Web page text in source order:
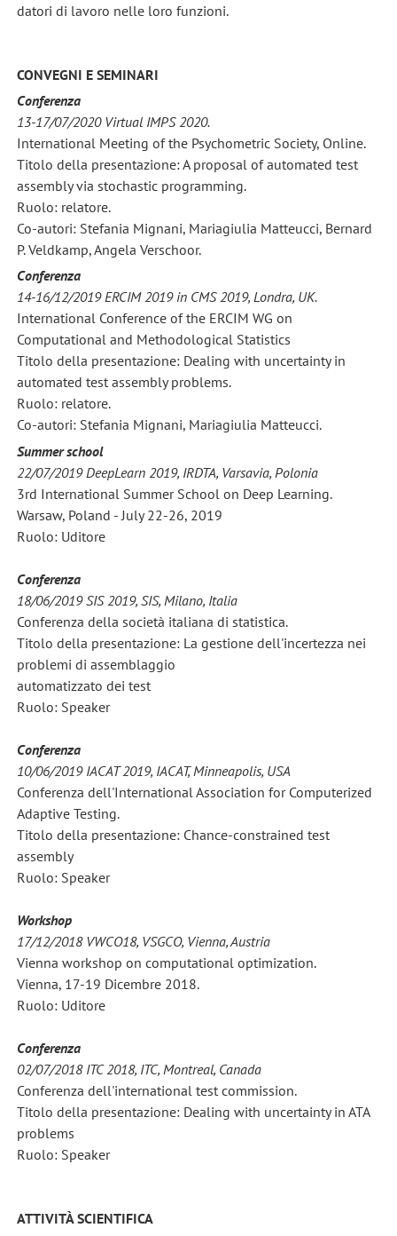
datori di lavoro nelle loro funzioni.
CONVEGNI E SEMINARI
Conferenza
13-17/07/2020 Virtual IMPS 2020.
International Meeting of the Psychometric Society, Online.
Titolo della presentazione: A proposal of automated test
assembly via stochastic programming.
Ruolo: relatore.
Co-autori: Stefania Mignani, Mariagiulia Matteucci, Bernard
P. Veldkamp, Angela Verschoor.
Conferenza
14-16/12/2019 ERCIM 2019 in CMS 2019, Londra, UK.
International Conference of the ERCIM WG on
Computational and Methodological Statistics
Titolo della presentazione: Dealing with uncertainty in
automated test assembly problems.
Ruolo: relatore.
Co-autori: Stefania Mignani, Mariagiulia Matteucci.
Summer school
22/07/2019 DeepLearn 2019, IRDTA, Varsavia, Polonia
3rd International Summer School on Deep Learning.
Warsaw, Poland - July 22-26, 2019
Ruolo: Uditore
Conferenza
18/06/2019 SIS 2019, SIS, Milano, Italia
Conferenza della società italiana di statistica.
Titolo della presentazione: La gestione dell'incertezza nei
problemi di assemblaggio
automatizzato dei test
Ruolo: Speaker
Conferenza
10/06/2019 IACAT 2019, IACAT, Minneapolis, USA
Conferenza dell'International Association for Computerized
Adaptive Testing.
Titolo della presentazione: Chance-constrained test
assembly
Ruolo: Speaker
Workshop
17/12/2018 VWCO18, VSGCO, Vienna, Austria
Vienna workshop on computational optimization.
Vienna, 17-19 Dicembre 2018.
Ruolo: Uditore
Conferenza
02/07/2018 ITC 2018, ITC, Montreal, Canada
Conferenza dell'international test commission.
Titolo della presentazione: Dealing with uncertainty in ATA
problems
Ruolo: Speaker
ATTIVITÀ SCIENTIFICA